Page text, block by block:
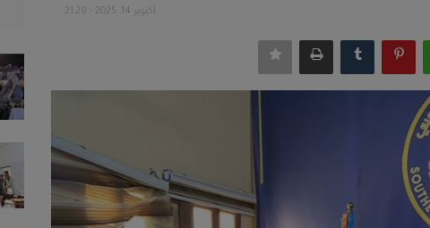
أكتوبر 14, 2025 - 21:28